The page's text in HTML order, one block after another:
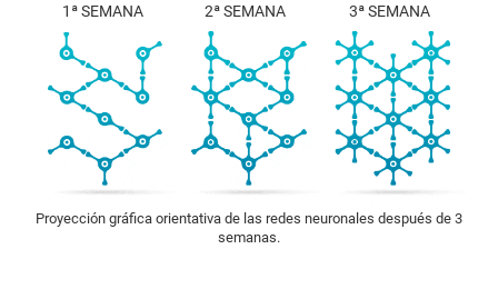
1ª SEMANA 2ª SEMANA 3ª SEMANA
Proyección gráfica orientativa de las redes neuronales después de 3
semanas.